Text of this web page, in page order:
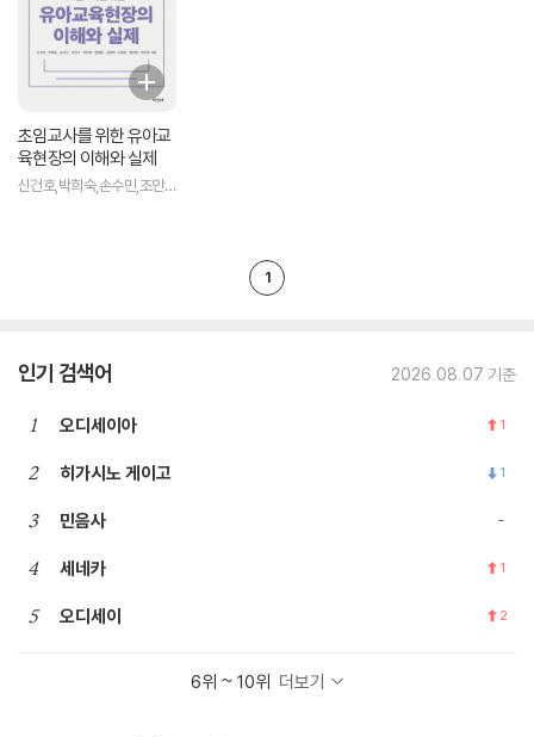
초임교사를 위한 유아교
육현장의 이해와 실제
신건호,박희숙,손수민,조안
1
인기 검색어 2026.08.07 기준
1 오디세이아 1
2 히가시노 게이고 1
3 민음사
4 세네카 1
5 오디세이 2
6위 ~ 10위 더보기